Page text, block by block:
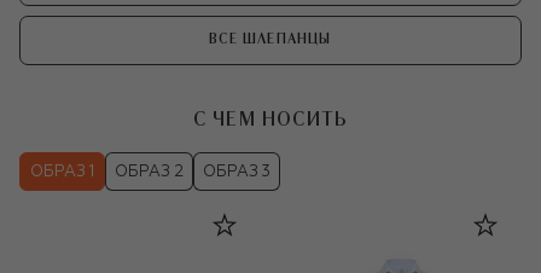
ВСЕ ШЛЕПАНЦЫ
С ЧЕМ НОСИТЬ
ОБРАЗ 1 ОБРАЗ 2 ОБРАЗ 3